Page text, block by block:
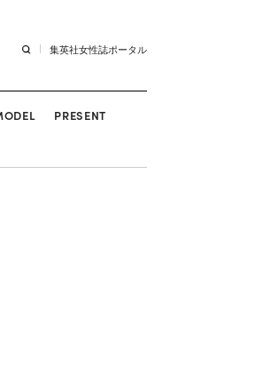
集英社女性誌ポータル
PRESENT